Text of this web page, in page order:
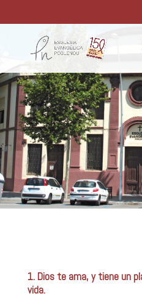
1. Dios te ama, y tiene un
vida.